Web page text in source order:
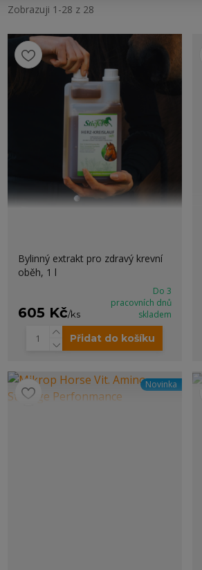
Zobrazuji 1-28 z 28
Bylinný extrakt pro zdravý krevní
oběh, 1 l
605 Kč/ks
Do 3
pracovních dnů
skladem
Přidat do košíku
Novinka